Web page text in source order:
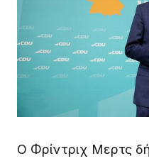
Ο Φρίντριχ Μερτς